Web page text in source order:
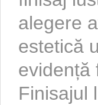
alegere
estetică
evidență
Finisajul